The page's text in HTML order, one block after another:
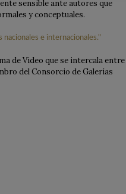
sensible ante autores que
y conceptuales.
de Video que se intercala entre
del Consorcio de Galerías